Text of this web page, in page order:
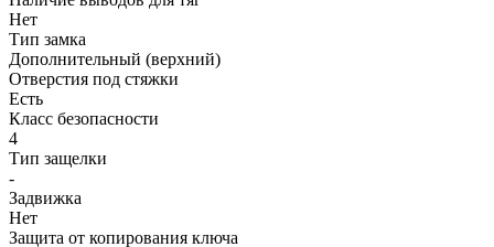
Нет
Тип замка
Дополнительный (верхний)
Отверстия под стяжки
Есть
Класс безопасности
4
Тип защелки
-
Задвижка
Нет
Защита от копирования ключа